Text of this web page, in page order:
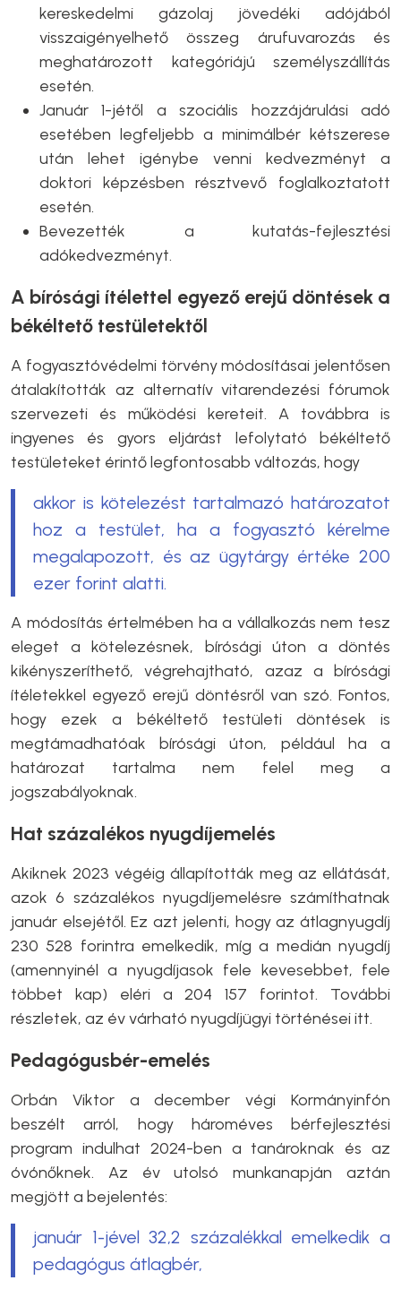
kereskedelmi gázolaj jövedéki adójából
visszaigényelhető összeg árufuvarozás és
meghatározott kategóriájú személyszállítás
esetén.
Január 1-jétől a szociális hozzájárulási adó
esetében legfeljebb a minimálbér kétszerese
után lehet igénybe venni kedvezményt a
doktori képzésben résztvevő foglalkoztatott
esetén.
Bevezették a kutatás-fejlesztési
adókedvezményt.
A bírósági ítélettel egyező erejű döntések a
békéltető testületektől
A fogyasztóvédelmi törvény módosításai jelentősen
átalakították az alternatív vitarendezési fórumok
szervezeti és működési kereteit. A továbbra is
ingyenes és gyors eljárást lefolytató békéltető
testületeket érintő legfontosabb változás, hogy
akkor is kötelezést tartalmazó határozatot
hoz a testület, ha a fogyasztó kérelme
megalapozott, és az ügytárgy értéke 200
ezer forint alatti.
A módosítás értelmében ha a vállalkozás nem tesz
eleget a kötelezésnek, bírósági úton a döntés
kikényszeríthető, végrehajtható, azaz a bírósági
ítéletekkel egyező erejű döntésről van szó. Fontos,
hogy ezek a békéltető testületi döntések is
megtámadhatóak bírósági úton, például ha a
határozat tartalma nem felel meg a
jogszabályoknak.
Hat százalékos nyugdíjemelés
Akiknek 2023 végéig állapították meg az ellátását,
azok 6 százalékos nyugdíjemelésre számíthatnak
január elsejétől. Ez azt jelenti, hogy az átlagnyugdíj
230 528 forintra emelkedik, míg a medián nyugdíj
(amennyinél a nyugdíjasok fele kevesebbet, fele
többet kap) eléri a 204 157 forintot. További
részletek, az év várható nyugdíjügyi történései itt.
Pedagógusbér-emelés
Orbán Viktor a december végi Kormányinfón
beszélt arról, hogy hároméves bérfejlesztési
program indulhat 2024-ben a tanároknak és az
óvónőknek. Az év utolsó munkanapján aztán
megjött a bejelentés:
január 1-jével 32,2 százalékkal emelkedik a
pedagógus átlagbér,